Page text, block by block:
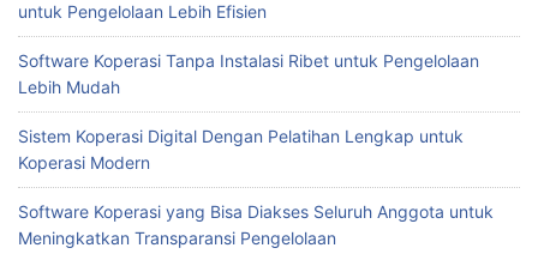
untuk Pengelolaan Lebih Efisien
Software Koperasi Tanpa Instalasi Ribet untuk Pengelolaan
Lebih Mudah
Sistem Koperasi Digital Dengan Pelatihan Lengkap untuk
Koperasi Modern
Software Koperasi yang Bisa Diakses Seluruh Anggota untuk
Meningkatkan Transparansi Pengelolaan